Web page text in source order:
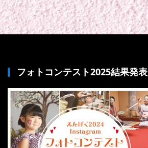
フォトコンテスト2025結果発表